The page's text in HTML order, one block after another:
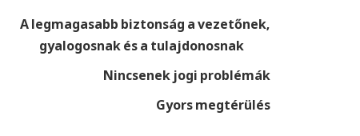
A legmagasabb biztonság a vezetőnek,
gyalogosnak és a tulajdonosnak
Nincsenek jogi problémák
Gyors megtérülés